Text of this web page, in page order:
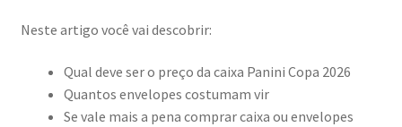
Neste artigo você vai descobrir:
Qual deve ser o preço da caixa Panini Copa 2026
Quantos envelopes costumam vir
Se vale mais a pena comprar caixa ou envelopes